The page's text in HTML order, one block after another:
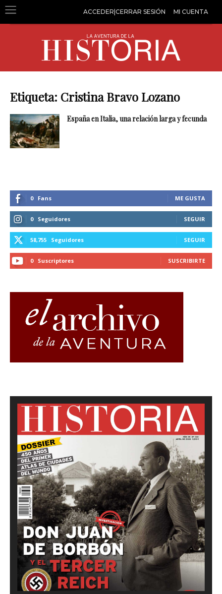
ACCEDER|CERRAR SESIÓN MI CUENTA
Etiqueta: Cristina Bravo Lozano
España en Italia, una relación larga y fecunda
0 Fans ME GUSTA
0 Seguidores SEGUIR
58,755 Seguidores SEGUIR
0 Suscriptores SUSCRIBIRTE